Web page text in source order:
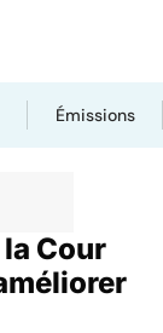
Émissions
Cour